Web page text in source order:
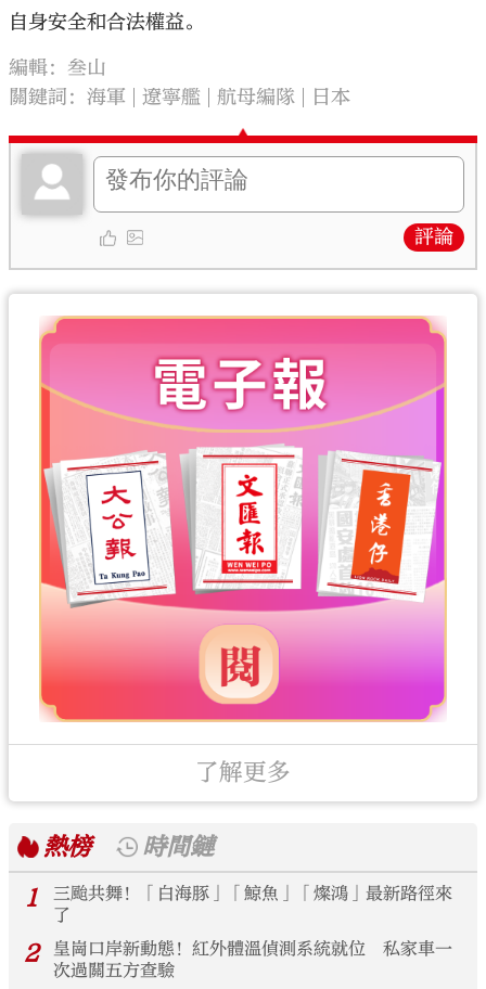
自身安全和合法權益。
編輯：叁山
關鍵詞：海軍 遼寧艦 航母編隊 日本
評論
了解更多
熱榜
時間鏈
1
三颱共舞！「白海豚」「鯨魚」「燦鴻」最新路徑來
了
2
皇崗口岸新動態！紅外體溫偵測系統就位 私家車一
次過關五方查驗